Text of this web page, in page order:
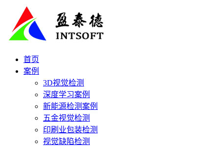
首页
案例
3D视觉检测
深度学习案例
新能源检测案例
五金视觉检测
印刷业包装检测
视觉缺陷检测